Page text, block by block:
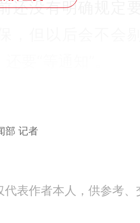
还没有明确规定要
局、财政部发布
售药店职工基本医
督管理的通知》
各省级医保部门原
台全省统一的定点
部 记者
表作者本人，供参考、